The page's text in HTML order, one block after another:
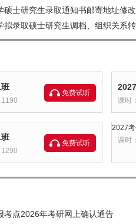
硕士研究生录取通知书邮寄地址修
录取硕士研究生调档、组织关系转
1190
免费试听
课时
1290
免费试听
2027
课时
考点2026年考研网上确认通告